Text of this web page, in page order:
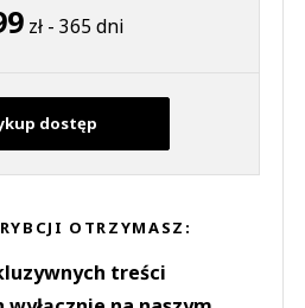
zł - 365 dni
dostęp
OTRZYMASZ:
treści